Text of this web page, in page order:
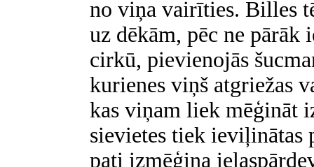
no viņa vairīties. Billes
uz dēkām, pēc ne pārāk
cirkū, pievienojās
kurienes viņš atgriežas
kas viņam liek mēģināt
sievietes tiek
pati izmēģina